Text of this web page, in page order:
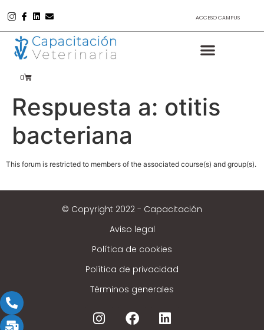
ACCESO CAMPUS
0
Respuesta a: otitis
bacteriana
This forum is restricted to members of the associated course(s) and group(s).
© Copyright 2022 - Capacitación
Aviso legal
Política de cookies
Política de privacidad
Términos generales